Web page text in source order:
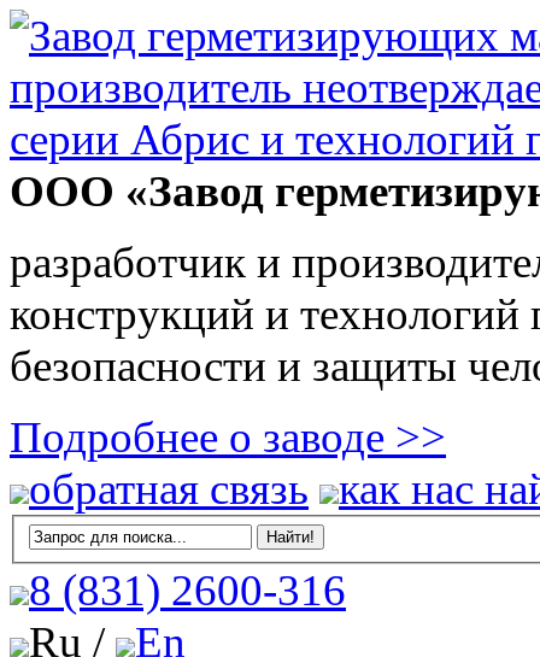
ООО «Завод
разработчик и
конструкций и
безопасности и защиты
Подробнее о заводе >>
обратная связь
как нас
8 (831) 2600-316
Ru /
En